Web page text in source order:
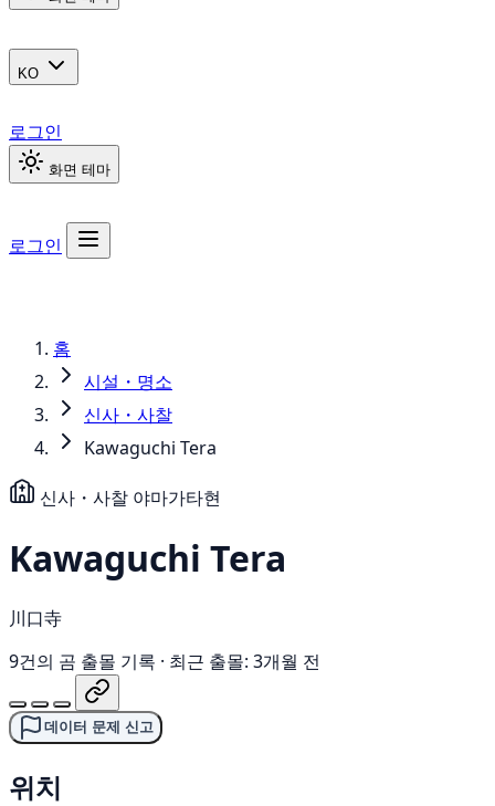
KO
로그인
화면 테마
로그인
홈
시설・명소
신사・사찰
Kawaguchi Tera
신사・사찰 야마가타현
Kawaguchi Tera
川口寺
9건의 곰 출몰 기록 · 최근 출몰: 3개월 전
데이터 문제 신고
위치